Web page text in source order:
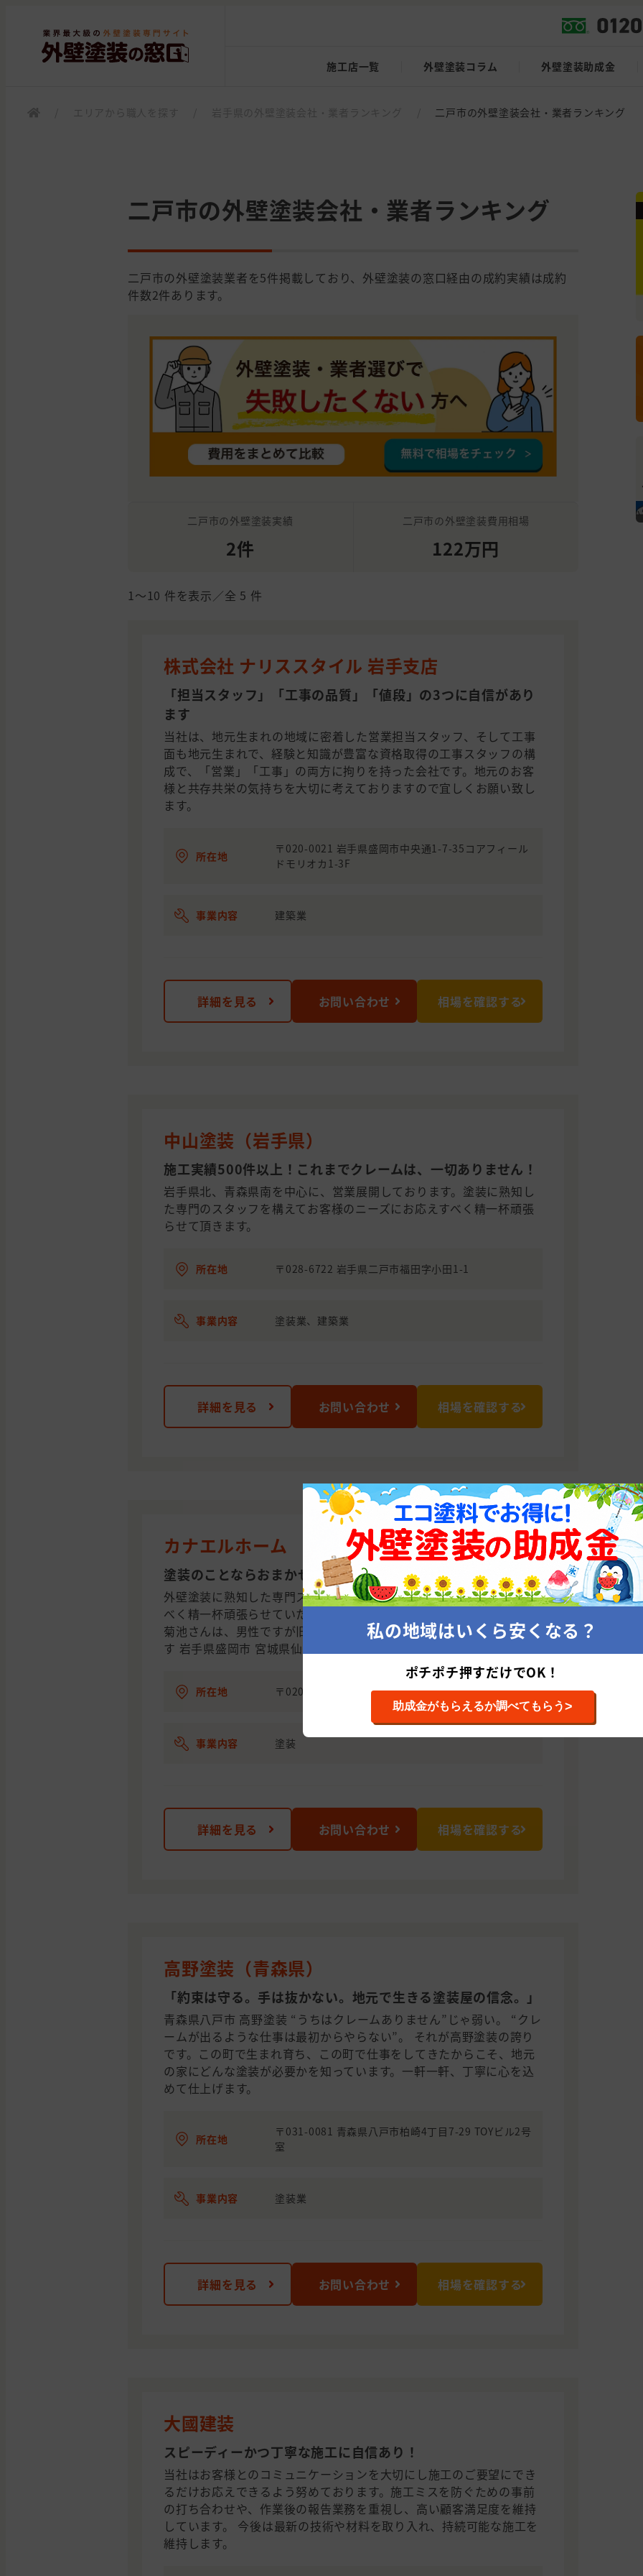
施工店一覧 外壁塗装コラム 外壁塗装助成金
二戸市の外壁塗装会社・業者ランキング
二戸市の外壁塗装会社・業者ランキング
二戸市の外壁塗装業者を5件掲載しており、外壁塗装の窓口経由の成約実績は成約
件数2件あります。
二戸市の外壁塗装実績
2件
二戸市の外壁塗装費用相場
122万円
1〜10 件を表示／全 5 件
株式会社 ナリススタイル 岩手支店
「担当スタッフ」「工事の品質」「値段」の3つに自信があり
ます
当社は、地元生まれの地域に密着した営業担当スタッフ、そして工事
面も地元生まれで、経験と知識が豊富な資格取得の工事スタッフの構
成で、「営業」「工事」の両方に拘りを持った会社です。地元のお客
様と共存共栄の気持ちを大切に考えておりますので宜しくお願い致し
ます。
所在地
〒020-0021 岩手県盛岡市中央通1-7-35コアフィール
ドモリオカ1-3F
事業内容 建築業
詳細を見る お問い合わせ 相場を確認する
中山塗装（岩手県）
施工実績500件以上！これまでクレームは、一切ありません！
岩手県北、青森県南を中心に、営業展開しております。塗装に熟知し
た専門のスタッフを構えてお客様のニーズにお応えすべく精一杯頑張
らせて頂きます。
所在地 〒028-6722 岩手県二戸市福田字小田1-1
事業内容 塗装業、建築業
詳細を見る お問い合わせ 相場を確認する
カナエルホーム
塗装のことならおまかせください！
外壁塗装に熟知した専門スタッフを構え、お客様のニーズにお応えす
べく精一杯頑張らせていただきます。 支店あり 盛岡市箱清水1-28-6
菊池さんは、男性ですが旧姓「阿部」だそう。 お婿に入られたそうで
す 岩手県盛岡市 宮城県仙台市（泉区） 創業は昭和30年です。
所在地 〒020-0638 岩手県滝沢市土沢457
事業内容 塗装
詳細を見る お問い合わせ 相場を確認する
高野塗装（青森県）
「約束は守る。手は抜かない。地元で生きる塗装屋の信念。」
青森県八戸市 高野塗装 “うちはクレームありません”じゃ弱い。 “クレ
ームが出るような仕事は最初からやらない”。 それが高野塗装の誇り
です。この町で生まれ育ち、この町で仕事をしてきたからこそ、地元
の家にどんな塗装が必要かを知っています。一軒一軒、丁寧に心を込
めて仕上げます。
所在地
〒031-0081 青森県八戸市柏崎4丁目7-29 TOYビル2号
室
事業内容 塗装業
詳細を見る お問い合わせ 相場を確認する
大國建装
スピーディーかつ丁寧な施工に自信あり！
当社はお客様とのコミュニケーションを大切にし施工のご要望にでき
るだけお応えできるよう努めております。施工ミスを防ぐための事前
の打ち合わせや、作業後の報告業務を重視し、高い顧客満足度を維持
しています。 今後は最新の技術や材料を取り入れ、持続可能な施工を
維持します。
私の地域はいくら安くなる？
ポチポチ押すだけでOK！
助成金がもらえるか調べてもらう>